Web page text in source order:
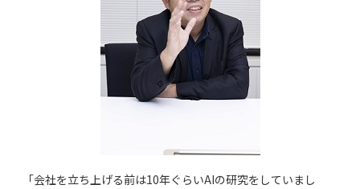
「会社を立ち上げる前は10年ぐらいAIの研究をしていまし